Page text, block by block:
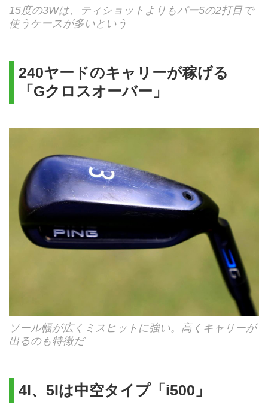
15度の3Wは、ティショットよりもパー5の2打目で
使うケースが多いという
240ヤードのキャリーが稼げる
「Gクロスオーバー」
ソール幅が広くミスヒットに強い。高くキャリーが
出るのも特徴だ
4I、5Iは中空タイプ「i500」